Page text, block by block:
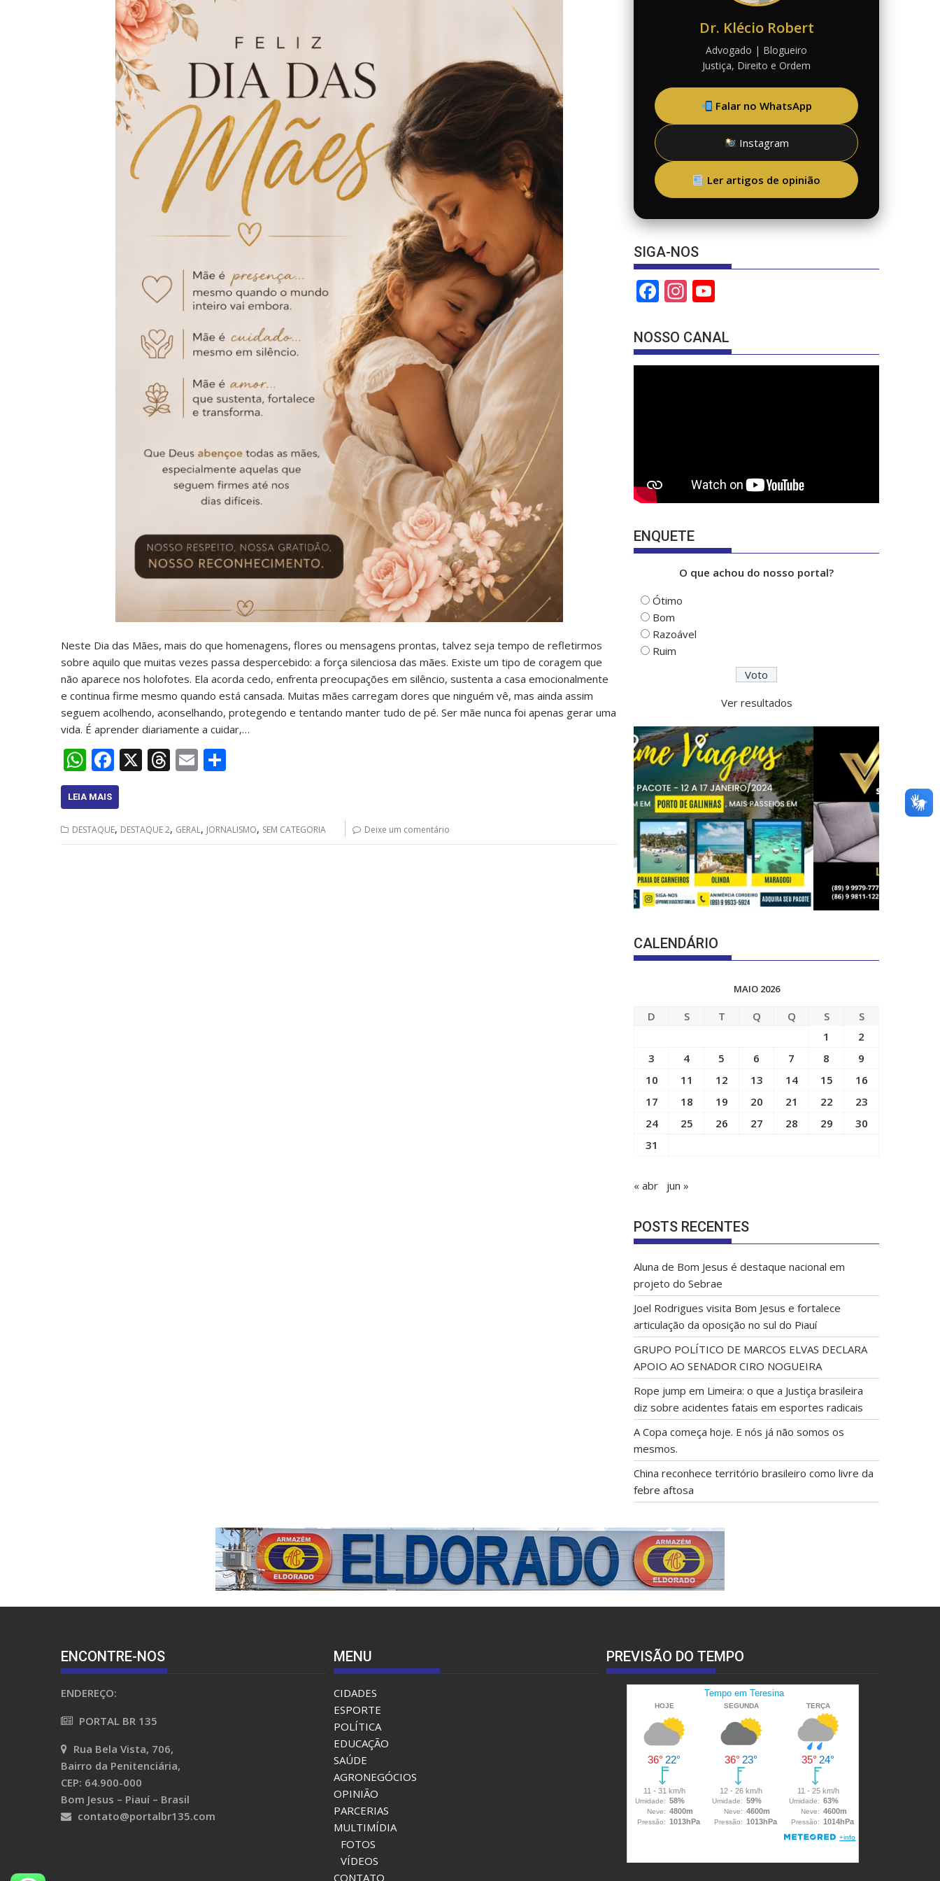
Neste Dia das Mães, mais do que homenagens, flores ou mensagens prontas, talvez seja tempo de refletirmos
sobre aquilo que muitas vezes passa despercebido: a força silenciosa das mães. Existe um tipo de coragem que
não aparece nos holofotes. Ela acorda cedo, enfrenta preocupações em silêncio, sustenta a casa emocionalmente
e continua firme mesmo quando está cansada. Muitas mães carregam dores que ninguém vê, mas ainda assim
seguem acolhendo, aconselhando, protegendo e tentando manter tudo de pé. Ser mãe nunca foi apenas gerar uma
vida. É aprender diariamente a cuidar,…
W
h
at
s
A
F
ac
e
b
o
X T
a
d
E
l e
LEIA MAIS
DESTAQUE, DESTAQUE 2, GERAL, JORNALISMO, SEM CATEGORIA Deixe um comentário
Dr. Klécio Robert
Advogado | Blogueiro
Justiça, Direito e Ordem
Falar no WhatsApp
Instagram
Ler artigos de opinião
SIGA-NOS
F
ac
e
b
In
st
a
gr
u
T
NOSSO CANAL
ENQUETE
O que achou do nosso portal?
Ótimo
Bom
Razoável
Ruim
Ver resultados
CALENDÁRIO
MAIO 2026
D S T Q Q S
S
1
2
3
4 5 6 7 8
9
10
11 12 13 14 15
16
17
18 19 20 21 22
23
24
25 26 27 28 29
30
31
« abr jun »
POSTS RECENTES
Aluna de Bom Jesus é destaque nacional em
projeto do Sebrae
Joel Rodrigues visita Bom Jesus e fortalece
articulação da oposição no sul do Piauí
GRUPO POLÍTICO DE MARCOS ELVAS DECLARA
APOIO AO SENADOR CIRO NOGUEIRA
Rope jump em Limeira: o que a Justiça brasileira
diz sobre acidentes fatais em esportes radicais
A Copa começa hoje. E nós já não somos os
mesmos.
China reconhece território brasileiro como livre da
febre aftosa
ENCONTRE-NOS
ENDEREÇO:
PORTAL BR 135
Rua Bela Vista, 706,
Bairro da Penitenciária,
CEP: 64.900-000
Bom Jesus – Piauí – Brasil
contato@portalbr135.com
MENU
CIDADES
ESPORTE
POLÍTICA
EDUCAÇÃO
SAÚDE
AGRONEGÓCIOS
OPINIÃO
PARCERIAS
MULTIMÍDIA
FOTOS
VÍDEOS
CONTATO
PREVISÃO DO TEMPO